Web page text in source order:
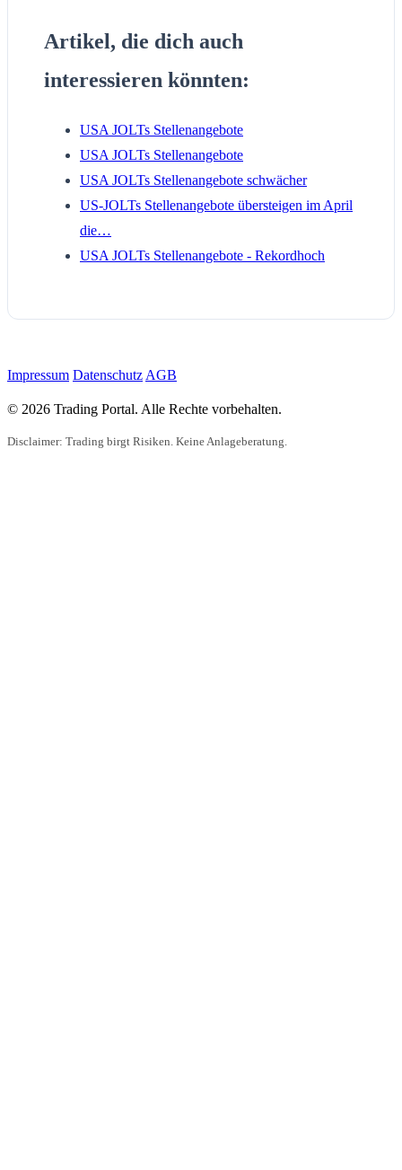
Artikel, die dich auch
interessieren könnten:
USA JOLTs Stellenangebote
USA JOLTs Stellenangebote
USA JOLTs Stellenangebote schwächer
US-JOLTs Stellenangebote übersteigen im April
die…
USA JOLTs Stellenangebote - Rekordhoch
Impressum Datenschutz AGB
© 2026 Trading Portal. Alle Rechte vorbehalten.
Disclaimer: Trading birgt Risiken. Keine Anlageberatung.